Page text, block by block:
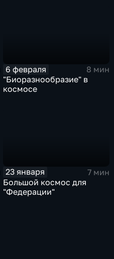
6 февраля
8 мин
"Биоразнообразие" в
космосе
23 января
7 мин
Большой космос для
"Федерации"